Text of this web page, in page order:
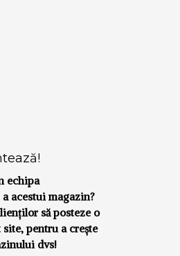
echipa
acestui magazin?
să posteze o
site, pentru a crește
dvs!